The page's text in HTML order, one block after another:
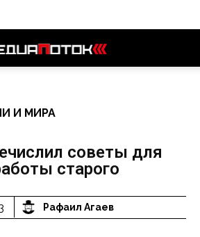
И МИРА
советы для
старого
Рафаил Агаев